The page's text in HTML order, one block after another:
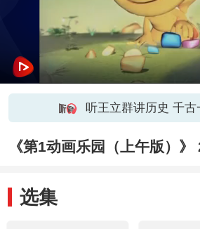
听王立群讲历史 千古
《第1动画乐园（上午版）
选集